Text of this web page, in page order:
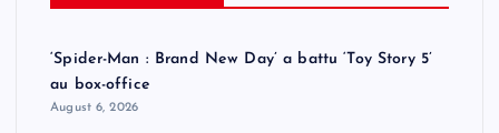
‘Spider-Man : Brand New Day’ a battu ‘Toy Story 5’
au box-office
August 6, 2026